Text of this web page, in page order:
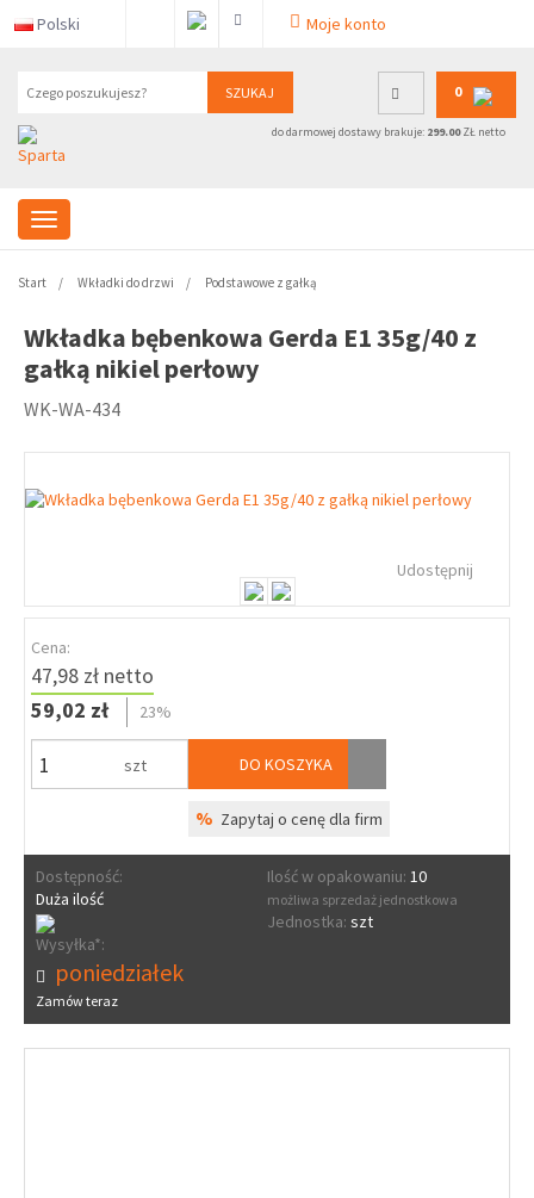
Polski Moje konto
SZUKAJ 0
do darmowej dostawy brakuje: 299.00ZŁ netto
Start Wkładki do drzwi Podstawowe z gałką
Wkładka bębenkowa Gerda E1 35g/40 z
gałką nikiel perłowy
WK-WA-434
Udostępnij
Cena:
47,98 zł netto
59,02 zł
23%
szt DO KOSZYKA
% Zapytaj o cenę dla firm
Dostępność:
Duża ilość
Ilość w opakowaniu: 10
możliwa sprzedaż jednostkowa
Jednostka: szt
Wysyłka*:
poniedziałek
Zamów teraz